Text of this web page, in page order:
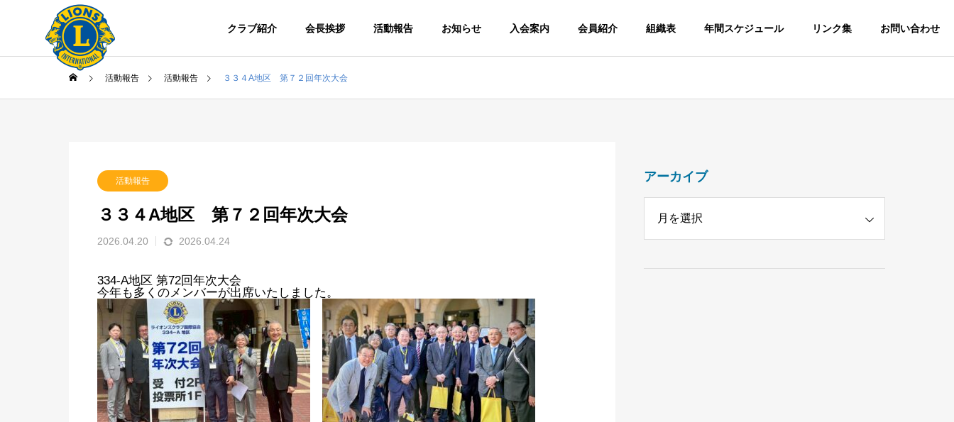
クラブ紹介 会長挨拶 活動報告 お知らせ 入会案内 会員紹介 組織表 年間スケジュール リンク集 お問い合わせ
活動報告 活動報告 ３３４A地区 第７２回年次大会
活動報告
３３４A地区 第７２回年次大会
2026.04.20 2026.04.24
334-A地区 第72回年次大会
今年も多くのメンバーが出席いたしました。
アーカイブ